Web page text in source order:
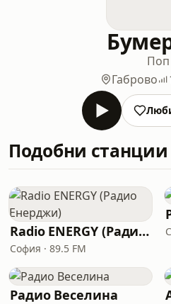
Поп
Габрово
Подобни станции
Radio ENERGY (Радио Енерджи)
София · 89.5 FM
Радио Веселина